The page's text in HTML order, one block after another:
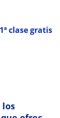
1ª clase gratis
los